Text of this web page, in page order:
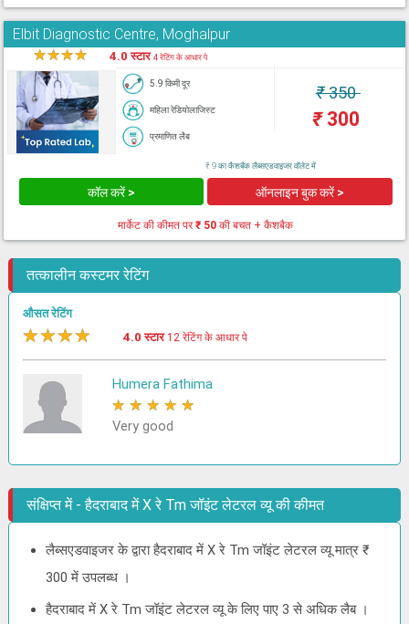
Elbit Diagnostic Centre, Moghalpur
★★★★ 4.0 स्टार4 रेटिंग के आधार पे
5.9 किमी दूर
महिला रेडियोलाजिस्ट
प्रमाणित लैब
₹350
₹300
₹ 9 का कैशबैक लैब्सएडवाइजर वॉलेट में
कॉल करें > ऑनलाइन बुक करें >
मार्केट की कीमत पर₹ 50 की बचत + कैशबैक
तत्कालीन कस्टमर रेटिंग
औसत रेटिंग
★★★★ 4.0 स्टार 12 रेटिंग के आधार पे
Humera Fathima
★ ★ ★ ★ ★
Very good
संक्षिप्त में - हैदराबाद में X रे Tm जॉइंट लेटरल व्यू की कीमत
लैब्सएडवाइजर के द्वारा हैदराबाद में X रे Tm जॉइंट लेटरल व्यू मात्र ₹
300 में उपलब्ध ।
हैदराबाद में X रे Tm जॉइंट लेटरल व्यू के लिए पाए 3 से अधिक लैब ।